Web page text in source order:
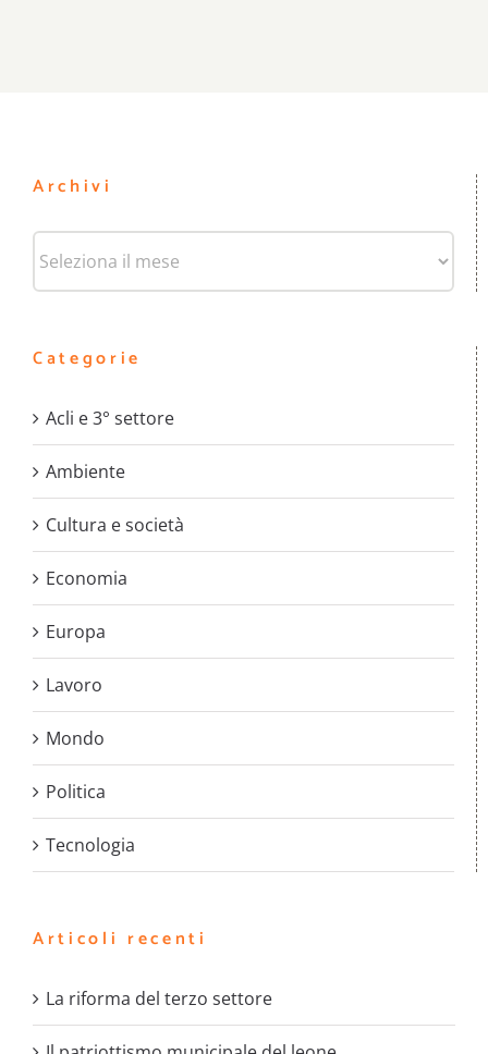
Archivi
Categorie
Acli e 3° settore
Ambiente
Cultura e società
Economia
Europa
Lavoro
Mondo
Politica
Tecnologia
Articoli recenti
La riforma del terzo settore